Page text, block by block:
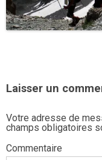
Laisser un
Votre adresse de
champs obligatoires
Commentaire